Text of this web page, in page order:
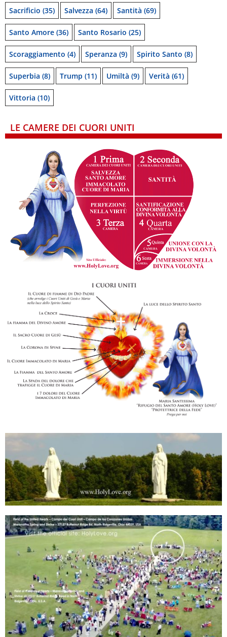
Sacrificio (35) Salvezza (64) Santità (69)
Santo Amore (36) Santo Rosario (25)
Scoraggiamento (4) Speranza (9) Spirito Santo (8)
Superbia (8) Trump (11) Umiltà (9) Verità (61)
Vittoria (10)
LE CAMERE DEI CUORI UNITI